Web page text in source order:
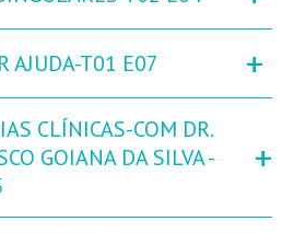
AJUDA-T01 E07 +
CLÍNICAS-COM DR.
GOIANA DA SILVA -
+